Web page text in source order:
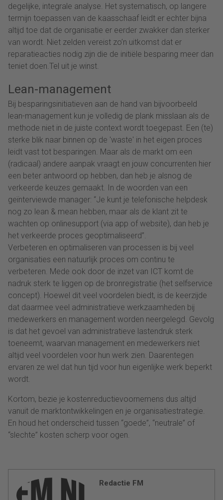
degelijke, integrale analyse. Het systematisch, op langere
termijn toepassen van de kaasschaaf leidt er echter bijna
altijd toe dat de organisatie er eerder zwakker dan sterker
van wordt. Niet zelden vereist zo’n uitkomst dat er
reparatieacties nodig zijn die de initiële besparing meer dan
teniet doen.Tel uit je winst.
Lean-management
Bij besparingsinitiatieven aan de hand van bijvoorbeeld
lean-management kun je volledig de plank misslaan als de
methode niet in de juiste context wordt toegepast. Een (te)
sterke blik naar binnen op de 'waste' in het eigen proces
leidt vast tot besparingen. Maar als de markt om een
(radicaal) andere aanpak vraagt en jouw concurrenten hier
een beter antwoord op hebben, dan heb je alsnog de
verkeerde keuzes gemaakt. In de woorden van een
geïnterviewde manager: “Je kunt je telefonische helpdesk
nog zo lean & mean hebben, maar als de klant zit te
wachten op onlinesupport (via app of website), dan heb je
het verkeerde proces geoptimaliseerd”.
Verbeteren en optimaliseren van processen is bij veel
organisaties een natuurlijk proces om continu te
verbeteren. Mede ook door de inzet van ICT komt de
nadruk sterk te liggen op de bronregistratie (het selfservice
concept). Hoewel dit veel voordelen biedt, is de keerzijde
dat daarmee veel administratieve werkzaamheden bij
medewerkers en management worden neergelegd. Gevolg
is dat het gevoel van administratieve lastendruk sterk
toeneemt, waarvan management en medewerkers niet
altijd veel voordelen voor hun werk zien. Daarentegen
ervaren ze wel dat hun tijd voor hun eigenlijke werk beperkt
wordt.
Kortom, bezie je kostenreductievoornemens dus altijd
vanuit de marktontwikkelingen en je organisatiestrategie.
En houd het onderscheid tussen “goede”, “neutrale” of
“slechte” kosten scherp voor ogen.
Redactie FM